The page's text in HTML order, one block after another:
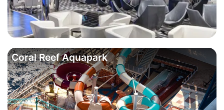
Coral Reef Aquapark